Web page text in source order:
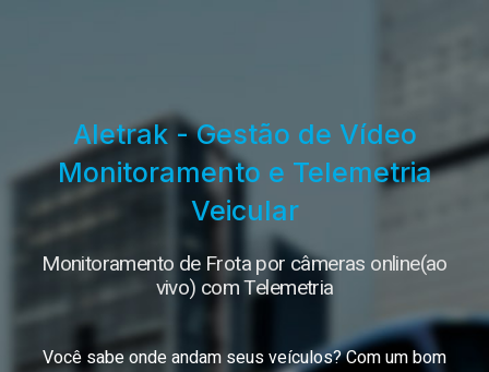
Aletrak - Gestão de Vídeo
Monitoramento e Telemetria
Veicular
Monitoramento de Frota por câmeras online(ao
vivo) com Telemetria
Você sabe onde andam seus veículos? Com um bom